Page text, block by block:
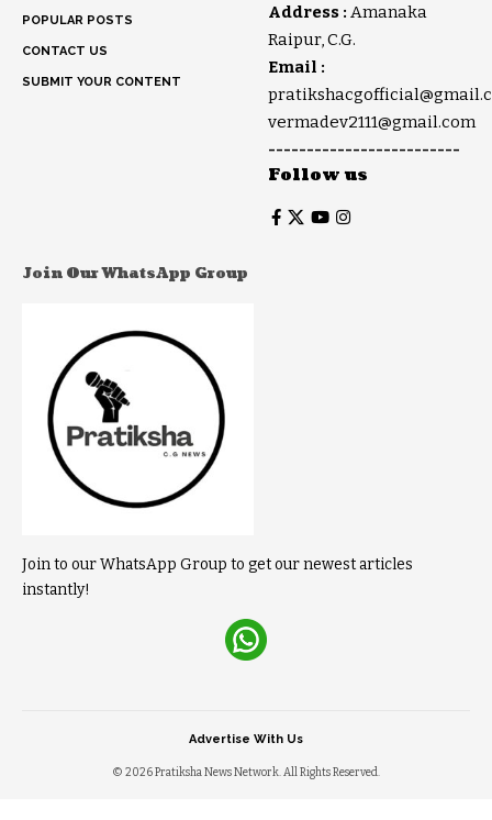
POPULAR POSTS
CONTACT US
SUBMIT YOUR CONTENT
Address : Amanaka
Raipur, C.G.
Email :
vermadev2111@gmail.com
-------------------------
Follow us
Join Our WhatsApp Group
Join to our WhatsApp Group to get our newest articles
instantly!
© 2026 Pratiksha News Network. All Rights Reserved.
Advertise With Us